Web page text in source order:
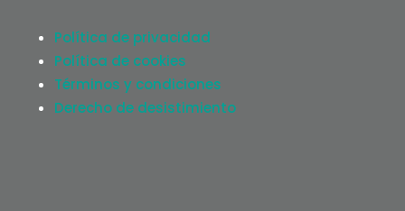
Política de privacidad
Política de cookies
Términos y condiciones
Derecho de desistimiento